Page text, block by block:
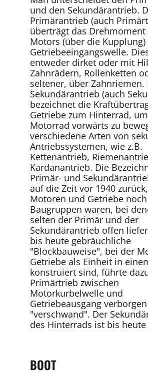
und den Sekundärantrieb.
Primärantrieb (auch
überträgt das Drehmoment
Motors (über die
Getriebeeingangswelle.
entweder dirket oder mit
Zahnrädern, Rollenketten
seltener, über Zahnriemen.
Sekundärantrieb (auch
bezeichnet die
Getriebe zum Hinterrad,
Motorrad vorwärts zu
verschiedene Arten von
Antriebssystemen, wie z.B.
Kettenantrieb,
Kardanantrieb. Die
Primär- und
auf die Zeit vor 1940
Motoren und Getriebe
Baugruppen waren, bei
selten der Primär und der
Sekundärantrieb offen
bis heute gebräuchliche
"Blockbauweise", bei der
Getriebe als Einheit in
konstruiert sind, führte
Primärtrieb zwischen
Motorkurbelwelle und
Getriebeausgang
"verschwand". Der
des Hinterrads ist bis
BOOT